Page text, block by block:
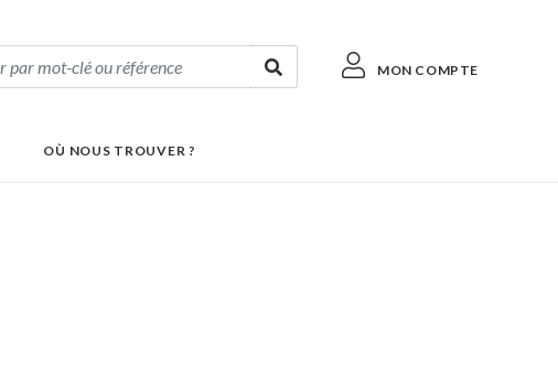
MON COMPTE
OÙ NOUS TROUVER ?